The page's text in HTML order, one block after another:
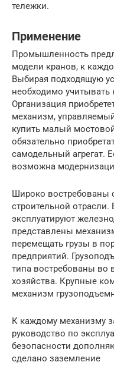
тележки.
Применение
Промышленность
модели кранов, к
Выбирая подходящую
необходимо учитывать
Организация
механизм,
купить малый
обязательно
самодельный агрегат.
возможна
Широко востребованы
строительной
эксплуатируют
представлены
перемещать грузы в
предприятий.
типа востребованы во
хозяйства. Крупные
механизм
К каждому механизму
руководство по
безопасности
сделано заземление